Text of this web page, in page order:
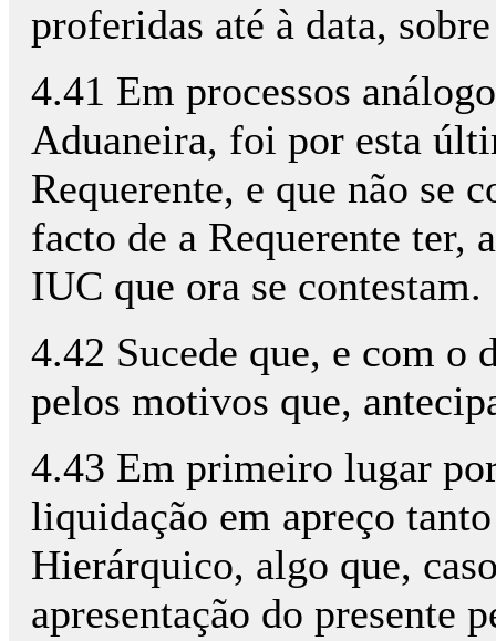
proferidas até à data,
4.41 Em processos
Aduaneira, foi por esta
Requerente, e que não se
facto de a Requerente ter,
IUC que ora se contestam.
4.42 Sucede que, e com o
pelos motivos que,
4.43 Em primeiro lugar
liquidação em apreço
Hierárquico, algo que,
apresentação do presente